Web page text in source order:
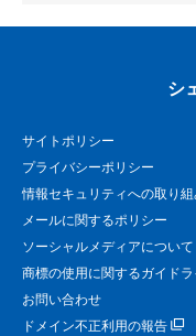
シ
サイトポリシー
プライバシーポリシー
情報セキュリティへの取り
メールに関するポリシー
ソーシャルメディアについて
商標の使用に関するガイドラ
お問い合わせ
ドメイン不正利用の報告